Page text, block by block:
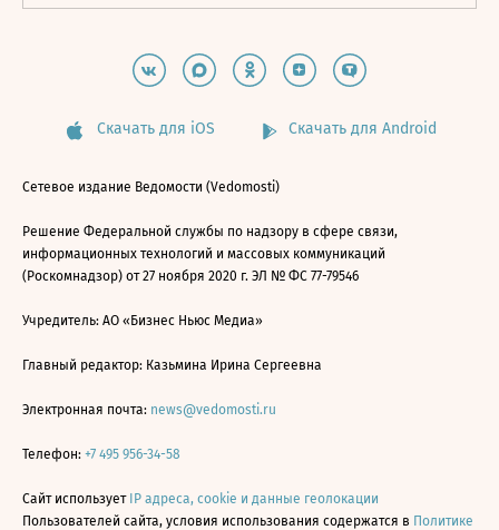
Скачать для iOS Скачать для Android
Сетевое издание Ведомости (Vedomosti)
Решение Федеральной службы по надзору в сфере связи,
информационных технологий и массовых коммуникаций
(Роскомнадзор) от 27 ноября 2020 г. ЭЛ № ФС 77-79546
Учредитель: АО «Бизнес Ньюс Медиа»
Главный редактор: Казьмина Ирина Сергеевна
Электронная почта: news@vedomosti.ru
Телефон: +7 495 956-34-58
Сайт использует IP адреса, cookie и данные геолокации
Пользователей сайта, условия использования содержатся в Политике